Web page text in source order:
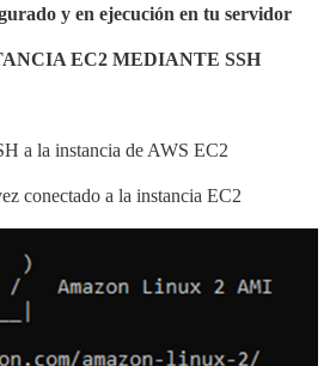
y en ejecución en tu servidor
EC2 MEDIANTE SSH
a la instancia de AWS EC2
conectado a la instancia EC2